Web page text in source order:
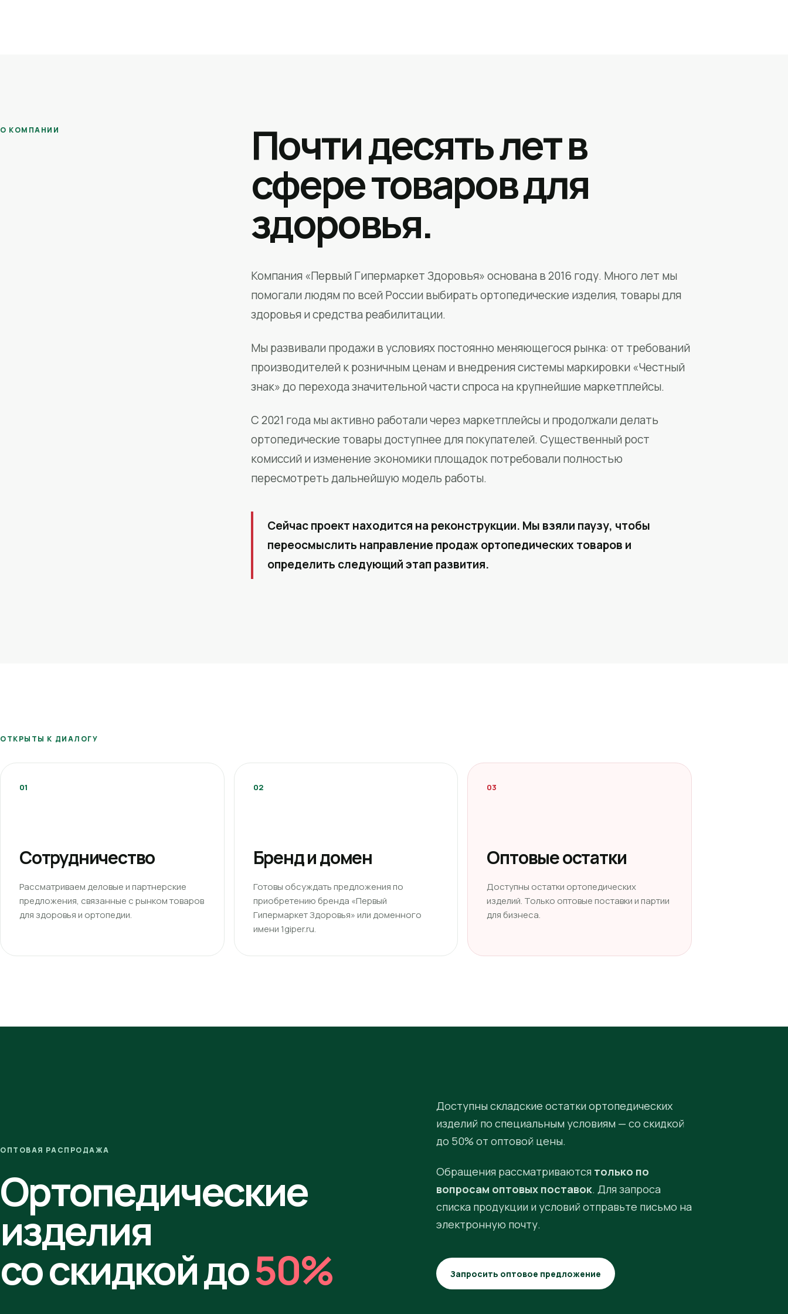
О КОМПАНИИ Почти десять лет в
сфере товаров для
здоровья.
Компания «Первый Гипермаркет Здоровья» основана в 2016 году. Много лет мы
помогали людям по всей России выбирать ортопедические изделия, товары для
здоровья и средства реабилитации.
Мы развивали продажи в условиях постоянно меняющегося рынка: от требований
производителей к розничным ценам и внедрения системы маркировки «Честный
знак» до перехода значительной части спроса на крупнейшие маркетплейсы.
С 2021 года мы активно работали через маркетплейсы и продолжали делать
ортопедические товары доступнее для покупателей. Существенный рост
комиссий и изменение экономики площадок потребовали полностью
пересмотреть дальнейшую модель работы.
Сейчас проект находится на реконструкции. Мы взяли паузу, чтобы
переосмыслить направление продаж ортопедических товаров и
определить следующий этап развития.
ОТКРЫТЫ К ДИАЛОГУ
01
Сотрудничество
Рассматриваем деловые и партнерские
предложения, связанные с рынком товаров
для здоровья и ортопедии.
02
Бренд и домен
Готовы обсуждать предложения по
приобретению бренда «Первый
Гипермаркет Здоровья» или доменного
имени 1giper.ru.
03
Оптовые остатки
Доступны остатки ортопедических
изделий. Только оптовые поставки и партии
для бизнеса.
ОПТОВАЯ РАСПРОДАЖА
Ортопедические
изделия
со скидкой до50%
Доступны складские остатки ортопедических
изделий по специальным условиям — со скидкой
до 50% от оптовой цены.
Обращения рассматриваются только по
вопросам оптовых поставок. Для запроса
списка продукции и условий отправьте письмо на
электронную почту.
Запросить оптовое предложение